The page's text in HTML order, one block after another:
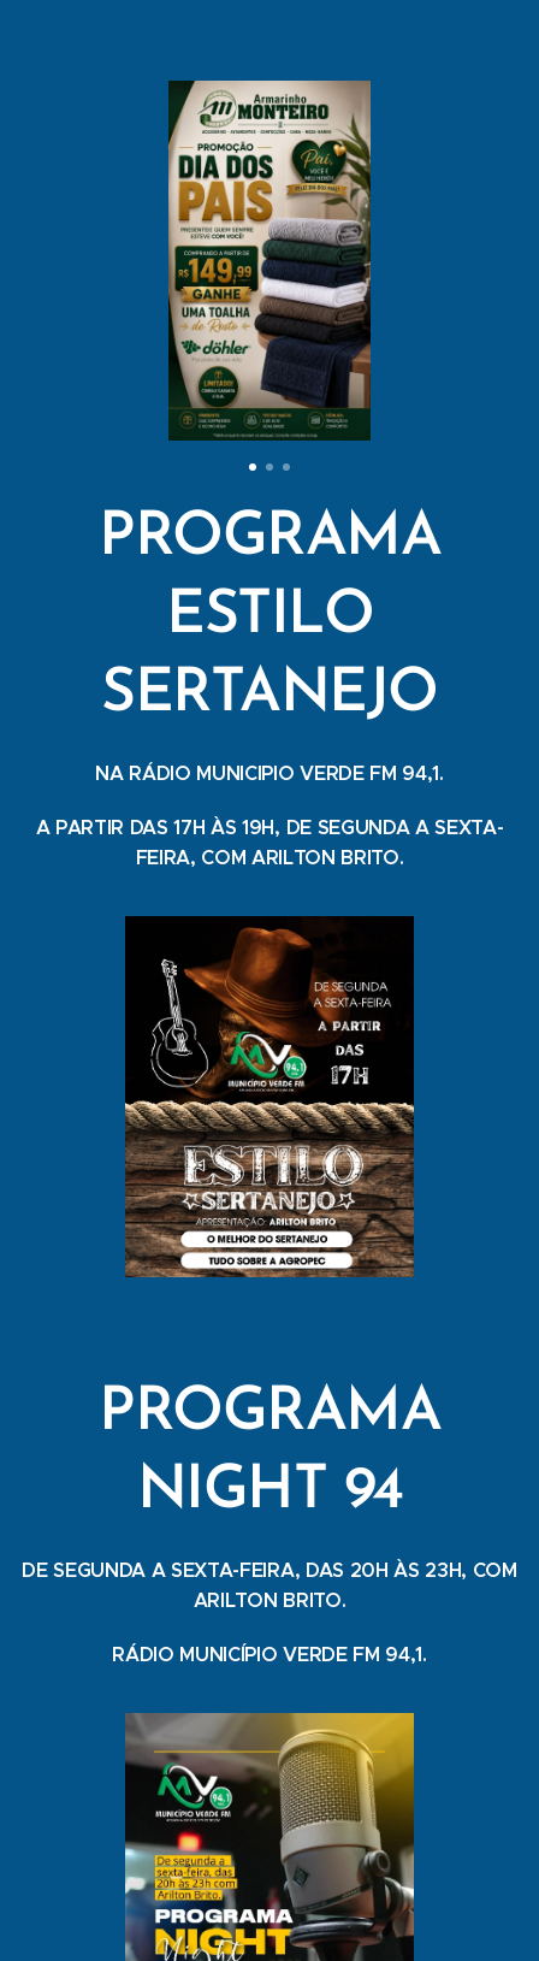
PROGRAMA
ESTILO
SERTANEJO
NA RÁDIO MUNICIPIO VERDE FM 94,1.
A PARTIR DAS 17H ÀS 19H, DE SEGUNDA A SEXTA-
FEIRA, COM ARILTON BRITO.
PROGRAMA
NIGHT 94
DE SEGUNDA A SEXTA-FEIRA, DAS 20H ÀS 23H, COM
ARILTON BRITO.
RÁDIO MUNICÍPIO VERDE FM 94,1.